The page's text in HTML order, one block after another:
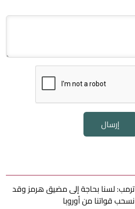
إرسال
ترمب: لسنا بحاجة إلى مضيق هرمز وقد
نسحب قواتنا من أوروبا